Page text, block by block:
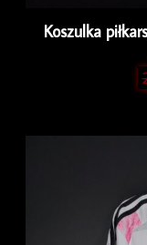
Koszulka